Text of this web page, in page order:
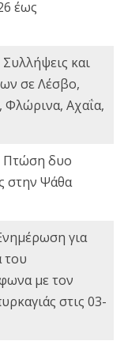
έως
Συλλήψεις και
σε Λέσβο,
Φλώρινα, Αχαΐα,
Πτώση δυο
στην Ψάθα
για
του
με τον
στις 03-